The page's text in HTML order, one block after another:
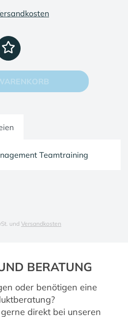
Teamtraining
und Versandkosten
BERATUNG
oder benötigen eine
direkt bei unseren